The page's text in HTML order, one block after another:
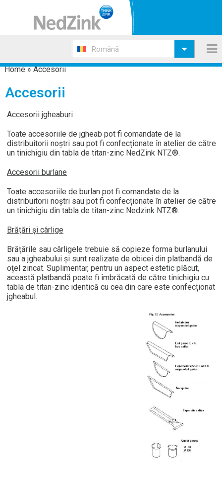
Română
Home»Accesorii
Accesorii
Accesorii jgheaburi
Toate accesoriile de jgheab pot fi comandate de la
distribuitorii noștri sau pot fi confecționate în atelier de către
un tinichigiu din tabla de titan-zinc NedZink NTZ®.
Accesorii burlane
Toate accesoriile de burlan pot fi comandate de la
distribuitorii noștri sau pot fi confecționate în atelier de către
un tinichigiu din tabla de titan-zinc Nedzink NTZ®.
Brăţări și cârlige
Brăţările sau cârligele trebuie să copieze forma burlanului
sau a jgheabului și sunt realizate de obicei din platbandă de
oțel zincat. Suplimentar, pentru un aspect estetic plăcut,
această platbandă poate fi îmbrăcată de către tinichigiu cu
tabla de titan-zinc identică cu cea din care este confecționat
jgheabul.